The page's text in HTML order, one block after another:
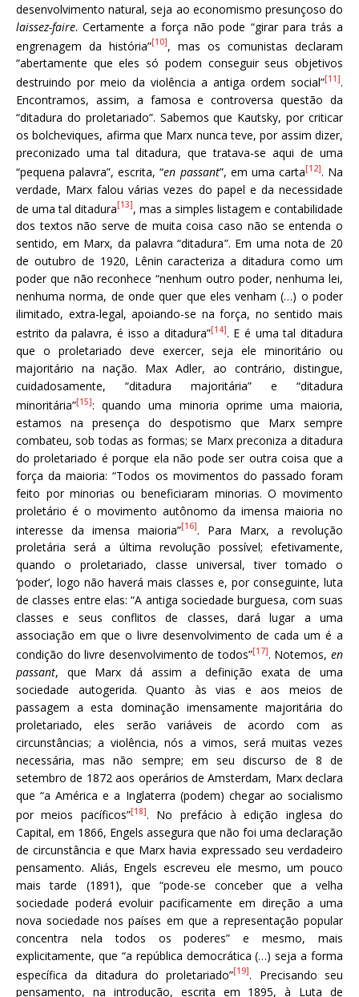
desenvolvimento natural, seja ao economismo presunçoso do
laissez-faire. Certamente a força não pode “girar para trás a
engrenagem da história”[10], mas os comunistas declaram
“abertamente que eles só podem conseguir seus objetivos
destruindo por meio da violência a antiga ordem social”[11].
Encontramos, assim, a famosa e controversa questão da
“ditadura do proletariado”. Sabemos que Kautsky, por criticar
os bolcheviques, afirma que Marx nunca teve, por assim dizer,
preconizado uma tal ditadura, que tratava-se aqui de uma
“pequena palavra”, escrita, “en passant”, em uma carta[12]. Na
verdade, Marx falou várias vezes do papel e da necessidade
de uma tal ditadura[13], mas a simples listagem e contabilidade
dos textos não serve de muita coisa caso não se entenda o
sentido, em Marx, da palavra “ditadura”. Em uma nota de 20
de outubro de 1920, Lênin caracteriza a ditadura como um
poder que não reconhece “nenhum outro poder, nenhuma lei,
nenhuma norma, de onde quer que eles venham (…) o poder
ilimitado, extra-legal, apoiando-se na força, no sentido mais
estrito da palavra, é isso a ditadura”[14]. E é uma tal ditadura
que o proletariado deve exercer, seja ele minoritário ou
majoritário na nação. Max Adler, ao contrário, distingue,
cuidadosamente, “ditadura majoritária” e “ditadura
minoritária”[15]: quando uma minoria oprime uma maioria,
estamos na presença do despotismo que Marx sempre
combateu, sob todas as formas; se Marx preconiza a ditadura
do proletariado é porque ela não pode ser outra coisa que a
força da maioria: “Todos os movimentos do passado foram
feito por minorias ou beneficiaram minorias. O movimento
proletário é o movimento autônomo da imensa maioria no
interesse da imensa maioria”[16]. Para Marx, a revolução
proletária será a última revolução possível; efetivamente,
quando o proletariado, classe universal, tiver tomado o
‘poder’, logo não haverá mais classes e, por conseguinte, luta
de classes entre elas: “A antiga sociedade burguesa, com suas
classes e seus conflitos de classes, dará lugar a uma
associação em que o livre desenvolvimento de cada um é a
condição do livre desenvolvimento de todos”[17]. Notemos,en
passant, que Marx dá assim a definição exata de uma
sociedade autogerida. Quanto às vias e aos meios de
passagem a esta dominação imensamente majoritária do
proletariado, eles serão variáveis de acordo com as
circunstâncias; a violência, nós a vimos, será muitas vezes
necessária, mas não sempre; em seu discurso de 8 de
setembro de 1872 aos operários de Amsterdam, Marx declara
que “a América e a Inglaterra (podem) chegar ao socialismo
por meios pacíficos”[18]. No prefácio à edição inglesa do
Capital, em 1866, Engels assegura que não foi uma declaração
de circunstância e que Marx havia expressado seu verdadeiro
pensamento. Aliás, Engels escreveu ele mesmo, um pouco
mais tarde (1891), que “pode-se conceber que a velha
sociedade poderá evoluir pacificamente em direção a uma
nova sociedade nos países em que a representação popular
concentra nela todos os poderes” e mesmo, mais
explicitamente, que “a república democrática (…) seja a forma
específica da ditadura do proletariado”[19]. Precisando seu
pensamento, na introdução, escrita em 1895, à Luta de